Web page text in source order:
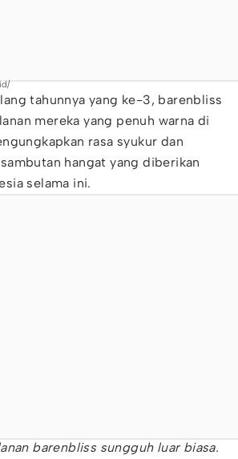
tahunnya yang ke-3, barenbliss
mereka yang penuh warna di
rasa syukur dan
hangat yang diberikan
selama ini.
barenbliss sungguh luar biasa.